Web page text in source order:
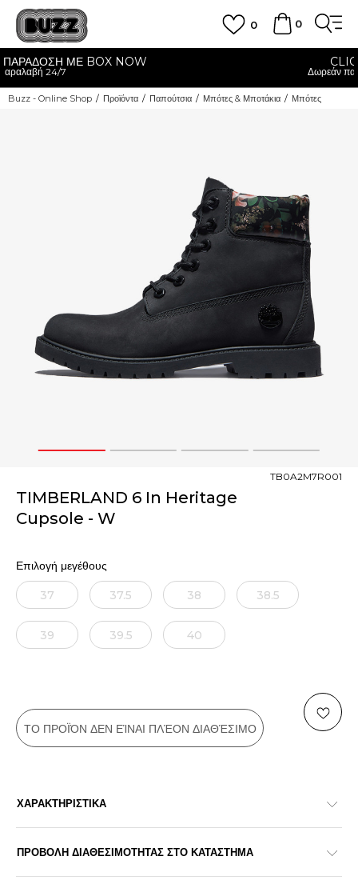
0
0
CLICK & COLLECT
Buzz - Online Shop Προϊόντα Παπούτσια Μπότες & Μποτάκια Μπότες
1 2 3 4
TIMBERLAND 6 In Heritage
Cupsole - W
TB0A2M7R001
Επιλογή μεγέθους
37 37.5 38 38.5
39 39.5 40
ΤΟ ΠΡΟΪΌΝ ΔΕΝ ΕΊΝΑΙ ΠΛΈΟΝ ΔΙΑΘΈΣΙΜΟ
ΧΑΡΑΚΤΗΡΙΣΤΙΚΑ
ΠΡΟΒΟΛΗ ΔΙΑΘΕΣΙΜΟΤΗΤΑΣ ΣΤΟ ΚΑΤΑΣΤΗΜΑ